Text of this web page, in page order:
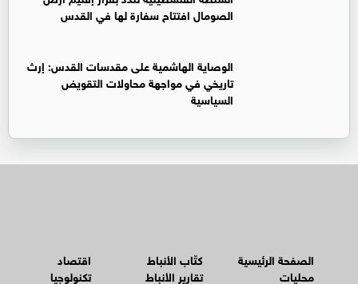
الصومال افتتاح سفارة لها في القدس
الوصاية الهاشمية على مقدسات القدس: إرث
تاريخي في مواجهة محاولات التقويض
السياسية
الصفحة الرئيسية
محليات
كتّاب الأنباط
تقارير الأنباط
اقتصاد
تكنولوجيا